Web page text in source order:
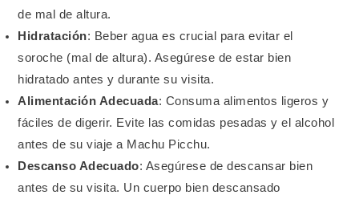
de mal de altura.
Hidratación: Beber agua es crucial para evitar el
soroche (mal de altura). Asegúrese de estar bien
hidratado antes y durante su visita.
Alimentación Adecuada: Consuma alimentos ligeros y
fáciles de digerir. Evite las comidas pesadas y el alcohol
antes de su viaje a Machu Picchu.
Descanso Adecuado: Asegúrese de descansar bien
antes de su visita. Un cuerpo bien descansado